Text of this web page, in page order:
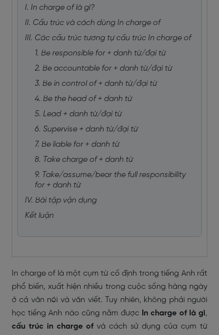
I. In charge of là gì?
II. Cấu trúc và cách dùng In charge of
III. Các cấu trúc tương tự cấu trúc In charge of
1. Be responsible for + danh từ/đại từ
2. Be accountable for + danh từ/đại từ
3. Be in control of + danh từ/đại từ
4. Be the head of + danh từ
5. Lead + danh từ/đại từ
6. Supervise + danh từ/đại từ
7. Be liable for + danh từ
8. Take charge of + danh từ
9. Take/assume/bear the full responsibility
for + danh từ
IV. Bài tập vận dụng
Kết luận
In charge of là một cụm từ cố định trong tiếng Anh rất
phổ biến, xuất hiện nhiều trong cuộc sống hàng ngày
ở cả văn nói và văn viết. Tuy nhiên, không phải người
học tiếng Anh nào cũng nằm được In charge of là gì,
cấu trúc in charge ofvà cách sử dụng của cụm từ